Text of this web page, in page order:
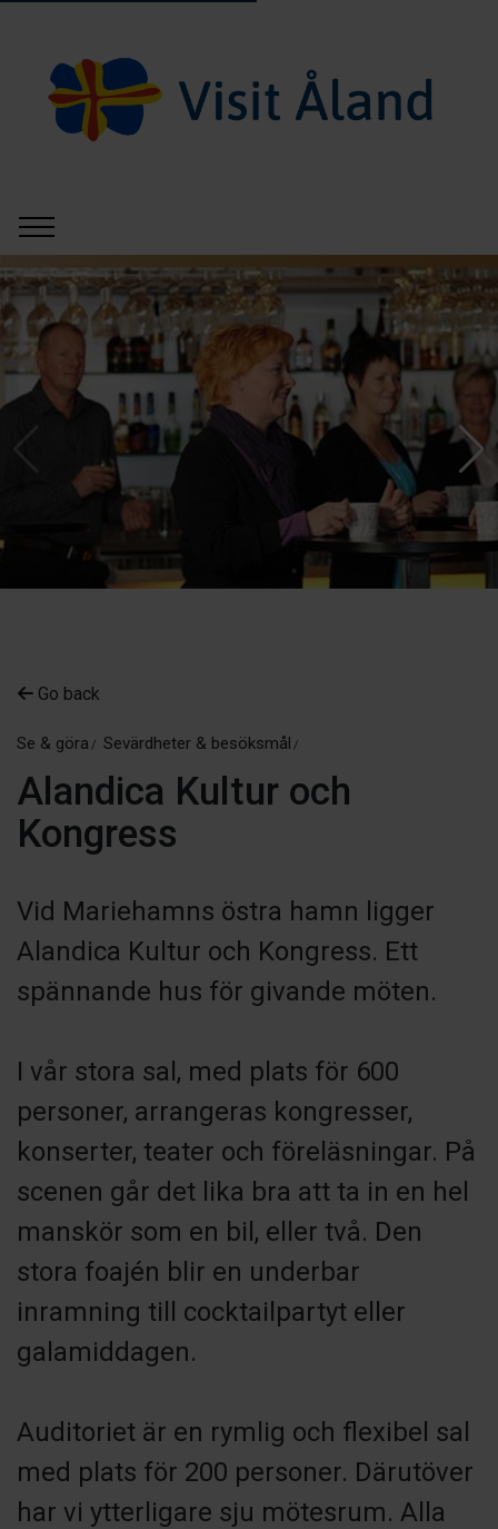
Go back
Se & göra Sevärdheter & besöksmål
Alandica Kultur och
Kongress
Vid Mariehamns östra hamn ligger
Alandica Kultur och Kongress. Ett
spännande hus för givande möten.
I vår stora sal, med plats för 600
personer, arrangeras kongresser,
konserter, teater och föreläsningar. På
scenen går det lika bra att ta in en hel
manskör som en bil, eller två. Den
stora foajén blir en underbar
inramning till cocktailpartyt eller
galamiddagen.
Auditoriet är en rymlig och flexibel sal
med plats för 200 personer. Därutöver
har vi ytterligare sju mötesrum. Alla